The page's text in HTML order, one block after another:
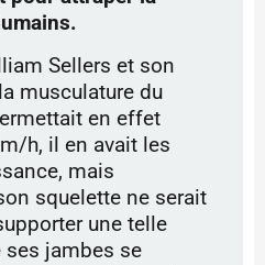
Sellers et son
musculature du
en effet
h, il en avait les
mais
squelette ne serait
une telle
jambes se